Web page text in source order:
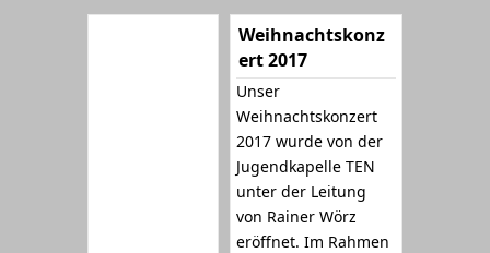
Weihnachtskonz
ert 2017
Unser
Weihnachtskonzert
2017 wurde von der
Jugendkapelle TEN
unter der Leitung
von Rainer Wörz
eröffnet. Im Rahmen